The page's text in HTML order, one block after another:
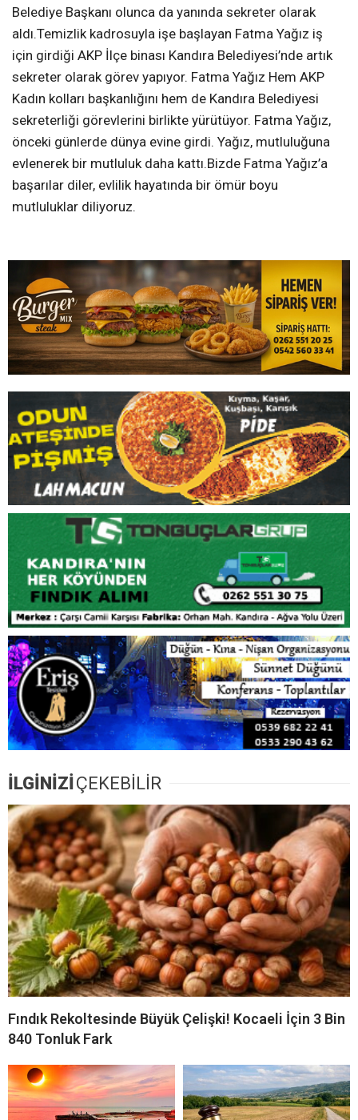
Belediye Başkanı olunca da yanında sekreter olarak
aldı.Temizlik kadrosuyla işe başlayan Fatma Yağız iş
için girdiği AKP İlçe binası Kandıra Belediyesi’nde artık
sekreter olarak görev yapıyor. Fatma Yağız Hem AKP
Kadın kolları başkanlığını hem de Kandıra Belediyesi
sekreterliği görevlerini birlikte yürütüyor. Fatma Yağız,
önceki günlerde dünya evine girdi. Yağız, mutluluğuna
evlenerek bir mutluluk daha kattı.Bizde Fatma Yağız’a
başarılar diler, evlilik hayatında bir ömür boyu
mutluluklar diliyoruz.
İLGİNİZİÇEKEBİLİR
Fındık Rekoltesinde Büyük Çelişki! Kocaeli İçin 3 Bin
840 Tonluk Fark